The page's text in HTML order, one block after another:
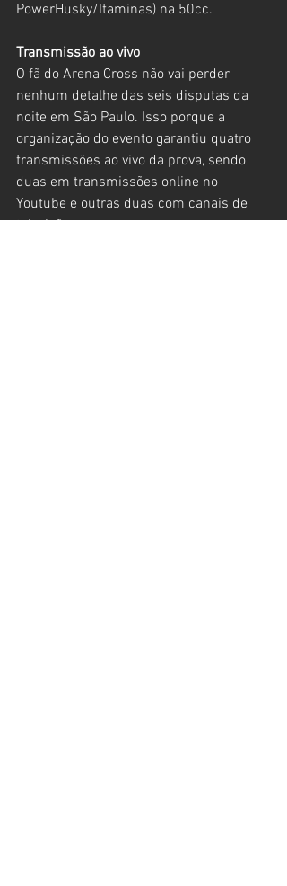
PowerHusky/Itaminas) na 50cc.
Transmissão ao vivo
O fã do Arena Cross não vai perder
nenhum detalhe das seis disputas da
noite em São Paulo. Isso porque a
organização do evento garantiu quatro
transmissões ao vivo da prova, sendo
duas em transmissões online no
Youtube e outras duas com canais de
televisão.